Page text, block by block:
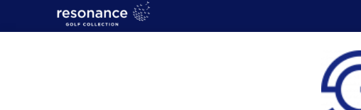
Resonance